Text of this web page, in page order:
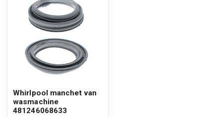
855494861004
855494861009
858000015010
858000015014
858000015014
858000018010
Whirlpool manchet van
wasmachine
481246068633